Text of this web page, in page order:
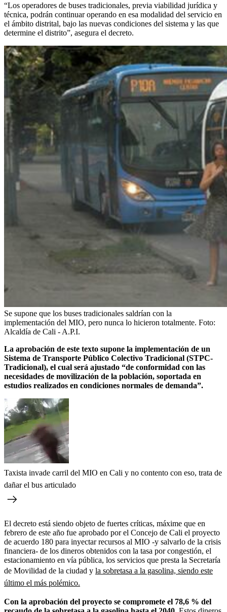
“Los operadores de buses tradicionales, previa viabilidad jurídica y
técnica, podrán continuar operando en esa modalidad del servicio en
el ámbito distrital, bajo las nuevas condiciones del sistema y las que
determine el distrito”, asegura el decreto.
Se supone que los buses tradicionales saldrían con la
implementación del MIO, pero nunca lo hicieron totalmente. Foto:
Alcaldía de Cali - A.P.I.
La aprobación de este texto supone la implementación de un
Sistema de Transporte Público Colectivo Tradicional (STPC-
Tradicional), el cual será ajustado “de conformidad con las
necesidades de movilización de la población, soportada en
estudios realizados en condiciones normales de demanda”.
Taxista invade carril del MIO en Cali y no contento con eso, trata de
dañar el bus articulado
El decreto está siendo objeto de fuertes críticas, máxime que en
febrero de este año fue aprobado por el Concejo de Cali el proyecto
de acuerdo 180 para inyectar recursos al MIO -y salvarlo de la crisis
financiera- de los dineros obtenidos con la tasa por congestión, el
estacionamiento en vía pública, los servicios que presta la Secretaría
de Movilidad de la ciudad y la sobretasa a la gasolina, siendo este
último el más polémico.
Con la aprobación del proyecto se compromete el 78,6 % del